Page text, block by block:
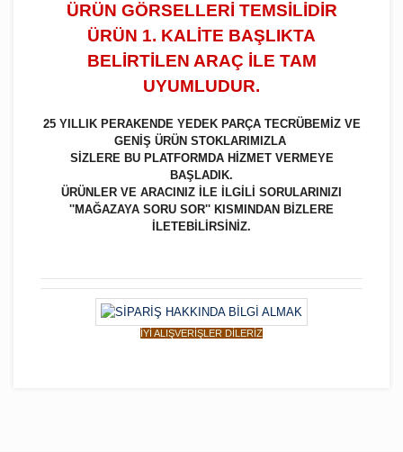
ÜRÜN GÖRSELLERİ TEMSİLİDİR
ÜRÜN 1. KALİTE BAŞLIKTA
BELİRTİLEN ARAÇ İLE TAM
UYUMLUDUR.
25 YILLIK PERAKENDE YEDEK PARÇA TECRÜBEMİZ VE
GENİŞ ÜRÜN STOKLARIMIZLA
SİZLERE BU PLATFORMDA HİZMET VERMEYE
BAŞLADIK.
ÜRÜNLER VE ARACINIZ İLE İLGİLİ SORULARINIZI
''MAĞAZAYA SORU SOR'' KISMINDAN BİZLERE
İLETEBİLİRSİNİZ.
İYİ ALIŞVERİŞLER DİLERİZ